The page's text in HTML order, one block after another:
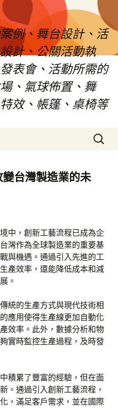
例、舞台設計、活
計、公關活動執
表會、活動所需的
、氣球佈置、舞
效、帳篷、桌椅等
搜
尋
字:
台灣製造業的未
中，創新工藝流程已成為企
灣作為全球製造業的重要基
與機遇。通過引入先進的工
產效率，還能降低成本和減
。
統的生產方式與現代技術相
應用使得生產線更加自動化
效率。此外，數據分析和物
實時監控生產過程，及時發
積累了豐富的經驗，但在面
。通過引入創新工藝流程，
，滿足客戶需求，並在國際